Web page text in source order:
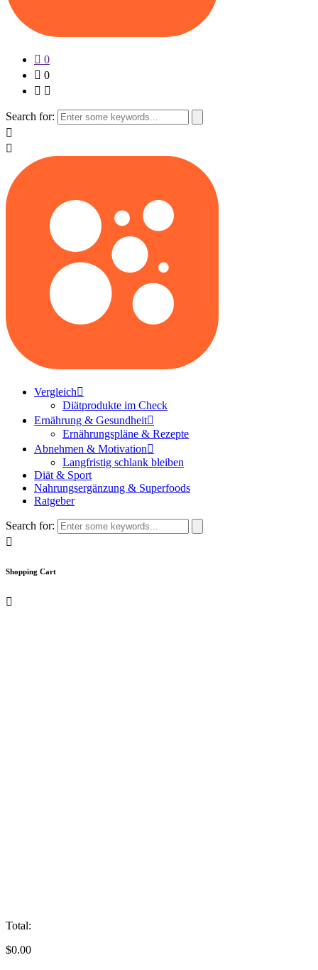
0
0
Search for:
Vergleich
Diätprodukte im Check
Ernährung & Gesundheit
Ernährungspläne & Rezepte
Abnehmen & Motivation
Langfristig schlank bleiben
Diät & Sport
Nahrungsergänzung & Superfoods
Ratgeber
Search for:
Shopping Cart
Total:
$0.00